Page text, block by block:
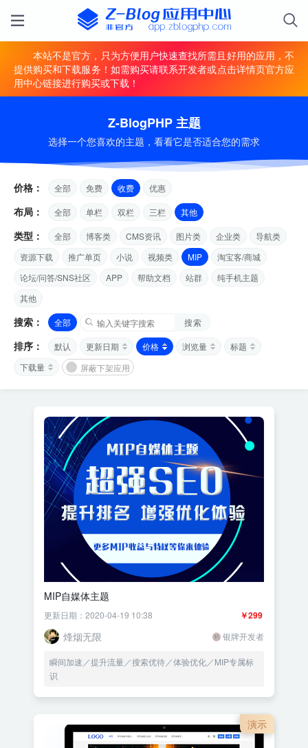
本站不是官方，只为方便用户快速查找所需且好用的应用，不
提供购买和下载服务！如需购买请联系开发者或点击详情页官方应
用中心链接进行购买或下载！
Z-BlogPHP 主题
选择一个您喜欢的主题，看看它是否适合您的需求
价格： 全部 免费 收费 优惠
布局： 全部 单栏 双栏 三栏 其他
类型： 全部 博客类 CMS资讯 图片类 企业类
导航类
资源下载
推广单页 小说 视频类 MIP
淘宝客/商城
论坛/问答/SNS社区
APP 帮助文档 站群
纯手机主题
其他
搜索： 全部 搜索
排序： 默认 更新日期 价格 浏览量
标题
下载量
屏蔽下架应用
MIP自媒体主题
￥299
更新日期：2020-04-19 10:38
烽烟无限 银牌开发者
瞬间加速／提升流量／搜索优待／体验优化／MIP专属标
识
演示